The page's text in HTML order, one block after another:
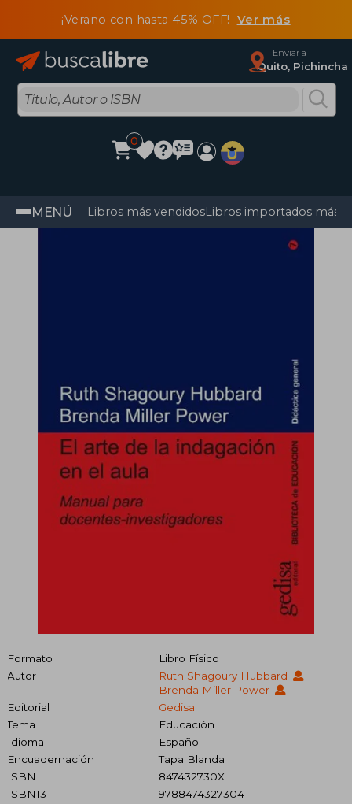
¡Verano con hasta 45% OFF! Ver más
Enviar a
Quito, Pichincha
0
MENÚ Libros más vendidosLibros importados más
Formato
Libro Físico
Autor
Ruth Shagoury Hubbard
Brenda Miller Power
Editorial
Gedisa
Tema
Educación
Idioma
Español
Encuadernación
Tapa Blanda
ISBN
847432730X
ISBN13
9788474327304